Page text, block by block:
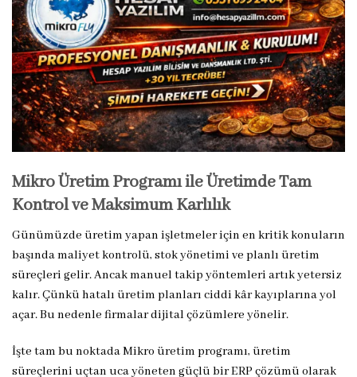
Mikro Üretim Programı ile Üretimde Tam
Kontrol ve Maksimum Karlılık
Günümüzde üretim yapan işletmeler için en kritik konuların
başında maliyet kontrolü, stok yönetimi ve planlı üretim
süreçleri gelir. Ancak manuel takip yöntemleri artık yetersiz
kalır. Çünkü hatalı üretim planları ciddi kâr kayıplarına yol
açar. Bu nedenle firmalar dijital çözümlere yönelir.
İşte tam bu noktada Mikro üretim programı, üretim
süreçlerini uçtan uca yöneten güçlü bir ERP çözümü olarak